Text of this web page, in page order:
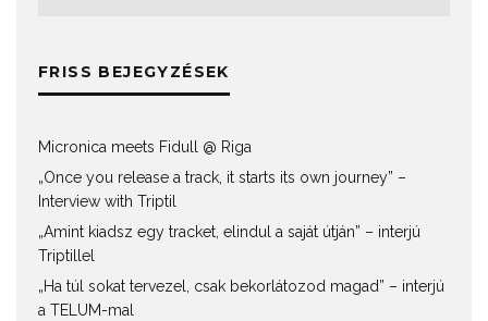
FRISS BEJEGYZÉSEK
Micronica meets Fidull @ Riga
„Once you release a track, it starts its own journey” –
Interview with Triptil
„Amint kiadsz egy tracket, elindul a saját útján” – interjú
Triptillel
„Ha túl sokat tervezel, csak bekorlátozod magad” – interjú
a TELUM-mal